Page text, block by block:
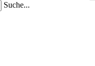
Suche...